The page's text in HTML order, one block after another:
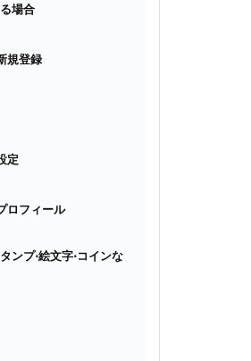
場合
規登録
定
ロフィール
ンプ⋅絵文字⋅コインな